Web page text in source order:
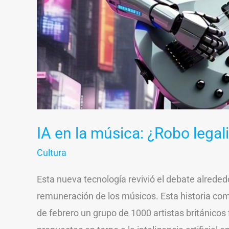
IA en la música: ¿Robo
Cultura
Esta nueva tecnología revivió el debate
remuneración de los músicos. Esta historia
de febrero un grupo de 1000 artistas